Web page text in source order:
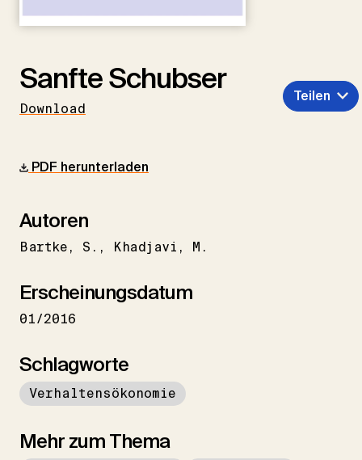
Sanfte Schubser
Download
Teilen
PDF herunterladen
Autoren
Bartke S. Khadjavi M.
Erscheinungsdatum
01/2016
Schlagworte
Verhaltensökonomie
Mehr zum Thema